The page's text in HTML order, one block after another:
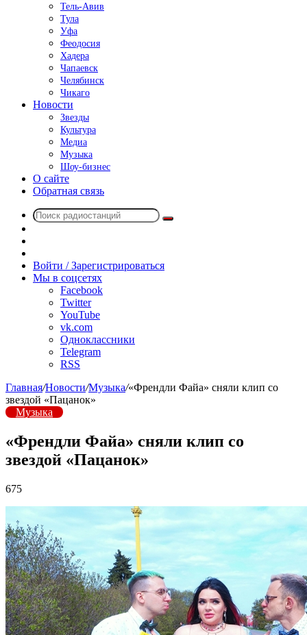
Тель-Авив
Тула
Уфа
Феодосия
Хадера
Чапаевск
Челябинск
Чикаго
Новости
Звезды
Культура
Медиа
Музыка
Шоу-бизнес
О сайте
Обратная связь
Поиск
радио
Войти / Зарегистрироваться
Мы в соцсетях
Facebook
Twitter
YouTube
vk.com
Одноклассники
Telegram
RSS
Главная/Новости/Музыка/«Френдли Файа» сняли клип со
звездой «Пацанок»
Музыка
«Френдли Файа» сняли клип со
звездой «Пацанок»
675